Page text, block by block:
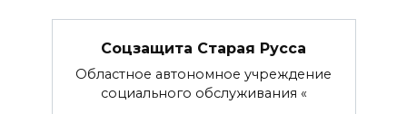
Соцзащита Старая Русса
Областное автономное учреждение
социального обслуживания «